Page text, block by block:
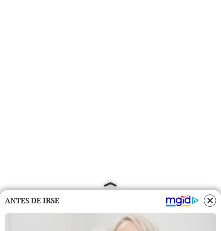
ANTES DE IRSE